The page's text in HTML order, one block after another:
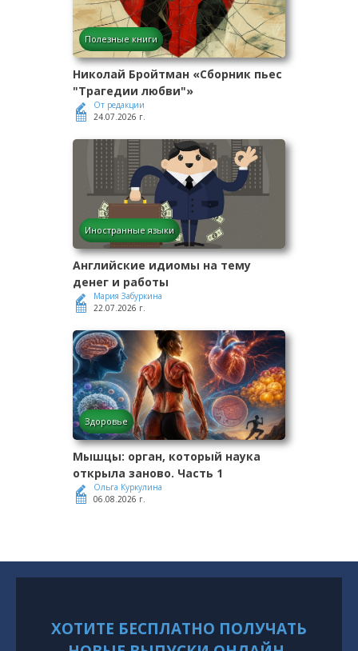
Полезные книги
Николай Бройтман «Сборник пьес
"Трагедии любви"»
От редакции
24.07.2026 г.
Иностранные языки
Английские идиомы на тему
денег и работы
Мария Забуркина
22.07.2026 г.
Здоровье
Мышцы: орган, который наука
открыла заново. Часть 1
Ольга Куркулина
06.08.2026 г.
ХОТИТЕ БЕСПЛАТНО ПОЛУЧАТЬ